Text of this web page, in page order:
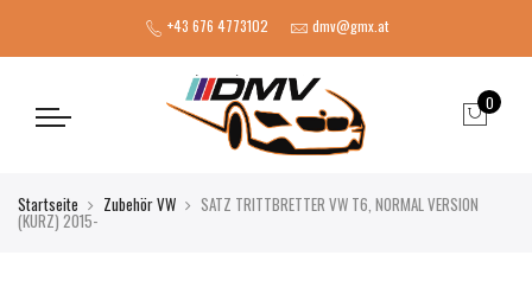
+43 676 4773102 dmv@gmx.at
0
Startseite Zubehör VW SATZ TRITTBRETTER VW T6, NORMAL VERSION
(KURZ) 2015-